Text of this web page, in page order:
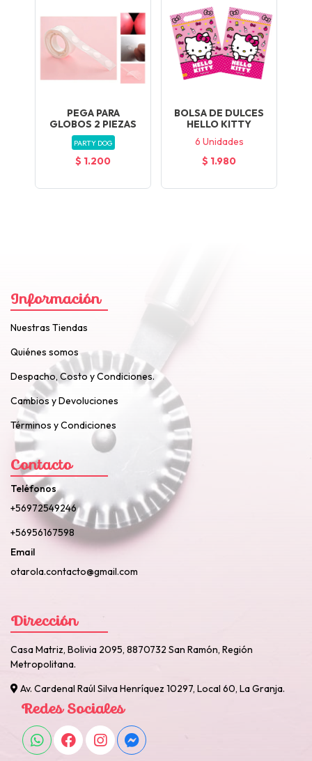
PEGA PARA
GLOBOS 2 PIEZAS
PARTY DOG
$ 1.200
BOLSA DE DULCES
HELLO KITTY
6 Unidades
$ 1.980
Información
Nuestras Tiendas
Quiénes somos
Despacho, Costo y Condiciones.
Cambios y Devoluciones
Términos y Condiciones
Contacto
Teléfonos
+56972549246
+56956167598
Email
otarola.contacto@gmail.com
Dirección
Casa Matriz, Bolivia 2095, 8870732 San Ramón, Región
Metropolitana.
Av. Cardenal Raúl Silva Henríquez 10297, Local 60, La Granja.
Redes Sociales